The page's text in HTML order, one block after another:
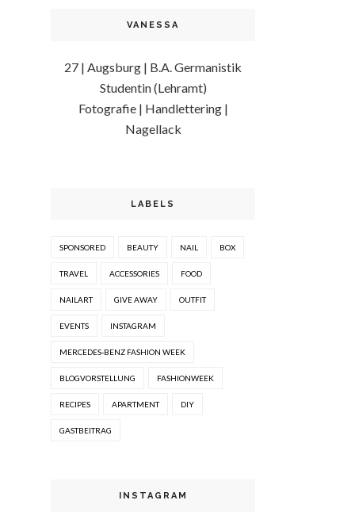
VANESSA
27 | Augsburg | B.A. Germanistik
Studentin (Lehramt)
Fotografie | Handlettering |
Nagellack
LABELS
SPONSORED BEAUTY NAIL BOX
TRAVEL ACCESSORIES FOOD
NAILART GIVE AWAY OUTFIT
EVENTS INSTAGRAM
MERCEDES-BENZ FASHION WEEK
BLOGVORSTELLUNG FASHIONWEEK
RECIPES APARTMENT DIY
GASTBEITRAG
INSTAGRAM